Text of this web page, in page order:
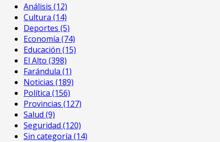
Análisis (12)
Cultura (14)
Deportes (5)
Economía (74)
Educación (15)
El Alto (398)
Farándula (1)
Noticias (189)
Política (156)
Provincias (127)
Salud (9)
Seguridad (120)
Sin categoría (14)